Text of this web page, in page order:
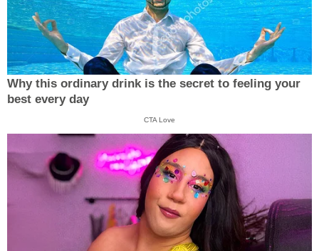
Why this ordinary drink is the secret to feeling your
best every day
CTA Love